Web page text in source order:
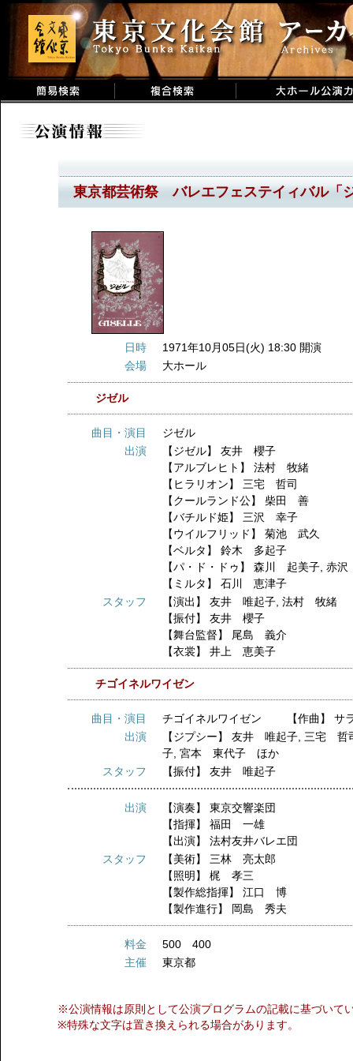
東京都芸術祭 バレエフェステイィバル「
日時
1971年10月05日(火) 18:30 開演
会場
大ホール
ジゼル
曲目・演目
ジゼル
出演
【ジゼル】友井 櫻子
【アルブレヒト】法村 牧緒
【ヒラリオン】 三宅 哲司
【クールランド公】柴田 善
【バチルド姫】 三沢 幸子
【ウイルフリッド】菊池 武久
【ベルタ】鈴木 多起子
【パ・ド・ドゥ】森川 起美子 ,赤
【ミルタ】石川 恵津子
スタッフ
【演出】友井 唯起子 ,法村 牧緒
【振付】友井 櫻子
【舞台監督】 尾島 義介
【衣裳】井上 恵美子
チゴイネルワイゼン
曲目・演目
チゴイネルワイゼン 【作曲】 サ
出演
【ジプシー】友井 唯起子 三宅 哲
子 ,宮本 東代子 ほか
スタッフ
【振付】友井 唯起子
出演 【演奏】東京交響楽団
【指揮】福田 一雄
【出演】法村友井バレエ団
スタッフ
【美術】 三林 亮太郎
【照明】梶 孝三
【製作総指揮】江口 博
【製作進行】 岡島 秀夫
料金
500 400
主催
東京都
※公演情報は原則として公演プログラムの記載に基づいて
※特殊な文字は置き換えられる場合があります。